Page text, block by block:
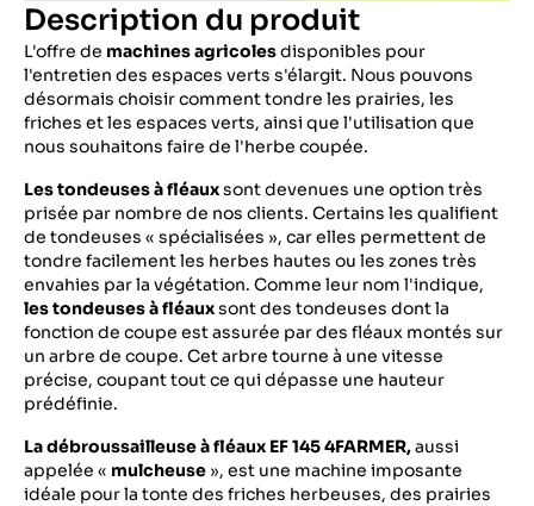
Description du produit
L'offre de machines agricolesdisponibles pour
l'entretien des espaces verts s'élargit. Nous pouvons
désormais choisir comment tondre les prairies, les
friches et les espaces verts, ainsi que l'utilisation que
nous souhaitons faire de l'herbe coupée.
Les tondeuses à fléauxsont devenues une option très
prisée par nombre de nos clients. Certains les qualifient
de tondeuses « spécialisées », car elles permettent de
tondre facilement les herbes hautes ou les zones très
envahies par la végétation. Comme leur nom l'indique,
les tondeuses à fléauxsont des tondeuses dont la
fonction de coupe est assurée par des fléaux montés sur
un arbre de coupe. Cet arbre tourne à une vitesse
précise, coupant tout ce qui dépasse une hauteur
prédéfinie.
La débroussailleuse à fléaux EF 145 4FARMER,aussi
appelée « mulcheuse », est une machine imposante
idéale pour la tonte des friches herbeuses, des prairies